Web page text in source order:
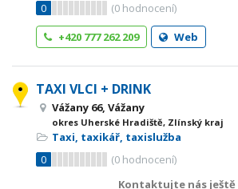
0
(0 hodnocení)
+420 777 262 209
Web
TAXI VLCI + DRINK
Vážany 66, Vážany
okres Uherské Hradiště, Zlínský kraj
Taxi, taxikář, taxislužba
0
(0 hodnocení)
Kontaktujte nás ještě